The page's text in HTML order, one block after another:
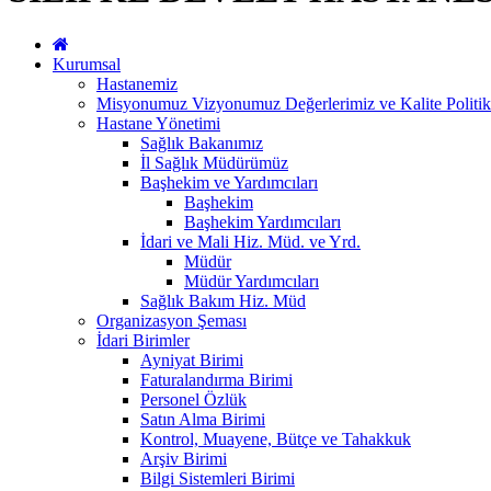
Kurumsal
Hastanemiz
Misyonumuz Vizyonumuz Değerlerimiz ve Kalite
Hastane Yönetimi
Sağlık Bakanımız
İl Sağlık Müdürümüz
Başhekim ve Yardımcıları
Başhekim
Başhekim Yardımcıları
İdari ve Mali Hiz. Müd. ve Yrd.
Müdür
Müdür Yardımcıları
Sağlık Bakım Hiz. Müd
Organizasyon Şeması
İdari Birimler
Ayniyat Birimi
Faturalandırma Birimi
Personel Özlük
Satın Alma Birimi
Kontrol, Muayene, Bütçe ve Tahakkuk
Arşiv Birimi
Bilgi Sistemleri Birimi